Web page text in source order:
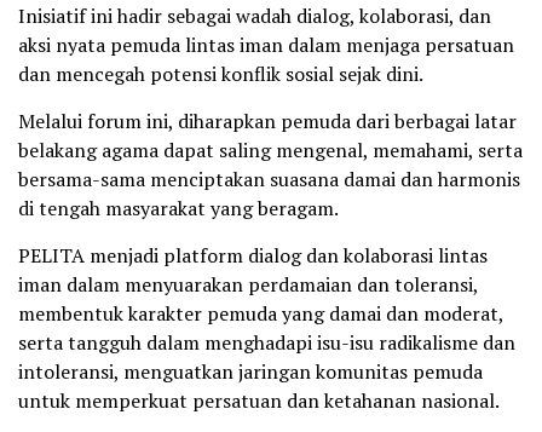
Inisiatif ini hadir sebagai wadah dialog, kolaborasi, dan
aksi nyata pemuda lintas iman dalam menjaga persatuan
dan mencegah potensi konflik sosial sejak dini.
Melalui forum ini, diharapkan pemuda dari berbagai latar
belakang agama dapat saling mengenal, memahami, serta
bersama-sama menciptakan suasana damai dan harmonis
di tengah masyarakat yang beragam.
PELITA menjadi platform dialog dan kolaborasi lintas
iman dalam menyuarakan perdamaian dan toleransi,
membentuk karakter pemuda yang damai dan moderat,
serta tangguh dalam menghadapi isu-isu radikalisme dan
intoleransi, menguatkan jaringan komunitas pemuda
untuk memperkuat persatuan dan ketahanan nasional.